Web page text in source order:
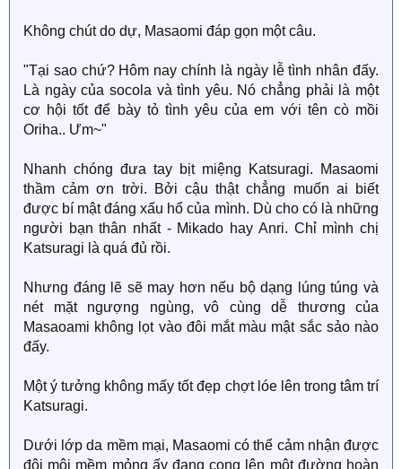
Không chút do dự, Masaomi đáp gọn một câu.
"Tại sao chứ? Hôm nay chính là ngày lễ tình nhân đấy.
Là ngày của socola và tình yêu. Nó chẳng phải là một
cơ hội tốt để bày tỏ tình yêu của em với tên cò mồi
Oriha.. Ưm~"
Nhanh chóng đưa tay bịt miệng Katsuragi. Masaomi
thầm cảm ơn trời. Bởi cậu thật chẳng muốn ai biết
được bí mật đáng xấu hổ của mình. Dù cho có là những
người bạn thân nhất - Mikado hay Anri. Chỉ mình chị
Katsuragi là quá đủ rồi.
Nhưng đáng lẽ sẽ may hơn nếu bộ dạng lúng túng và
nét mặt ngượng ngùng, vô cùng dễ thương của
Masaoami không lọt vào đôi mắt màu mật sắc sảo nào
đấy.
Một ý tưởng không mấy tốt đẹp chợt lóe lên trong tâm trí
Katsuragi.
Dưới lớp da mềm mại, Masaomi có thể cảm nhận được
đôi môi mềm mỏng ấy đang cong lên một đường hoàn